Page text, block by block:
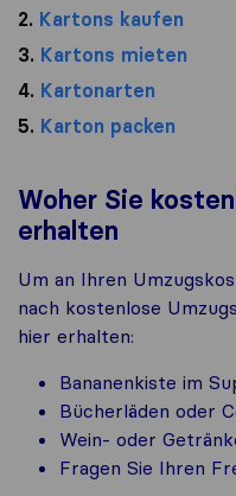
2. Kartons kaufen
3. Kartons mieten
4. Kartonarten
5. Karton packen
Woher Sie
erhalten
Um an Ihren
nach kostenlose
hier erhalten:
Bananenkiste im
Bücherläden oder
Wein- oder
Fragen Sie Ihren